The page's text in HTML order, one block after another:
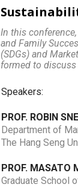
In this
and Family
(SDGs) and
formed to
Speakers:
PROF. ROBIN
Department of
The Hang Seng
PROF. MASATO
Graduate School